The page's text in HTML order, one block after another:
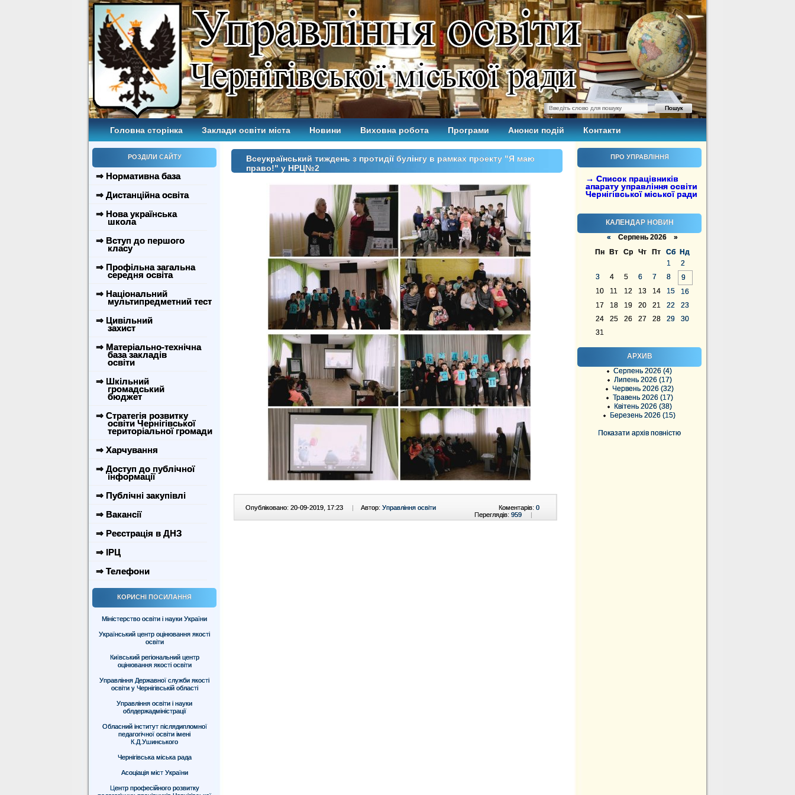
Головна сторінка Заклади освіти міста Новини Виховна робота Програми Анонси подій Контакти
РОЗДІЛИ САЙТУ
⇒ Нормативна база
⇒ Дистанційна освіта
⇒ Нова українська
школа
⇒ Вступ до першого
класу
⇒ Профільна загальна
середня освіта
⇒ Національний
мультипредметний тест
⇒ Цивільний
захист
⇒ Матеріально-технічна
база закладів
освіти
⇒ Шкільний
громадський
бюджет
⇒ Стратегія розвитку
освіти Чернігівської
територіальної громади
⇒ Харчування
⇒ Доступ до публічної
інформації
⇒ Публічні закупівлі
⇒ Вакансії
⇒ Реєстрація в ДНЗ
⇒ ІРЦ
⇒ Телефони
КОРИСНІ ПОСИЛАННЯ
Міністерство освіти і науки України
Український центр оцінювання якості
освіти
Київський регіональний центр
оцінювання якості освіти
Управління Державної служби якості
освіти у Чернігівській області
Управління освіти і науки
облдержадміністрації
Обласний інститут післядипломної
педагогічної освіти імені
К.Д.Ушинського
Чернігівська міська рада
Асоціація міст України
Центр професійного розвитку
ПРО УПРАВЛІННЯ
→ Список працівників
апарату управління освіти
Чернігівської міської ради
КАЛЕНДАР НОВИН
« Серпень 2026 »
Пн
Вт Ср Чт Пт Сб
Нд
1
2
3
4 5 6 7 8
9
10
11 12 13 14 15
16
17
18 19 20 21 22
23
24
25 26 27 28 29
30
31
АРХИВ
Серпень 2026 (4)
Липень 2026 (17)
Червень 2026 (32)
Травень 2026 (17)
Квітень 2026 (38)
Березень 2026 (15)
Показати архів повністю
Всеукраїнський тиждень з протидії булінгу в рамках проекту "Я маю
право!" у НРЦ№2
Опубліковано: 20-09-2019, 17:23 | Автор: Управління освіти Коментарів: 0
Переглядів: 959 |